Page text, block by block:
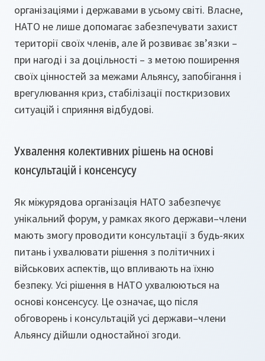
організаціями і державами в усьому світі. Власне,
НАТО не лише допомагає забезпечувати захист
території своїх членів, але й розвиває зв’язки –
при нагоді і за доцільності – з метою поширення
своїх цінностей за межами Альянсу, запобігання і
врегулювання криз, стабілізації посткризових
ситуацій і сприяння відбудові.
Ухвалення колективних рішень на основі
консультацій і консенсусу
Як міжурядова організація НАТО забезпечує
унікальний форум, у рамках якого держави–члени
мають змогу проводити консультації з будь-яких
питань і ухвалювати рішення з політичних і
військових аспектів, що впливають на їхню
безпеку. Усі рішення в НАТО ухвалюються на
основі консенсусу. Це означає, що після
обговорень і консультацій усі держави–члени
Альянсу дійшли одностайної згоди.